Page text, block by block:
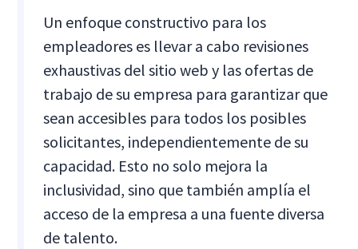
Un enfoque constructivo para los
empleadores es llevar a cabo revisiones
exhaustivas del sitio web y las ofertas de
trabajo de su empresa para garantizar que
sean accesibles para todos los posibles
solicitantes, independientemente de su
capacidad. Esto no solo mejora la
inclusividad, sino que también amplía el
acceso de la empresa a una fuente diversa
de talento.